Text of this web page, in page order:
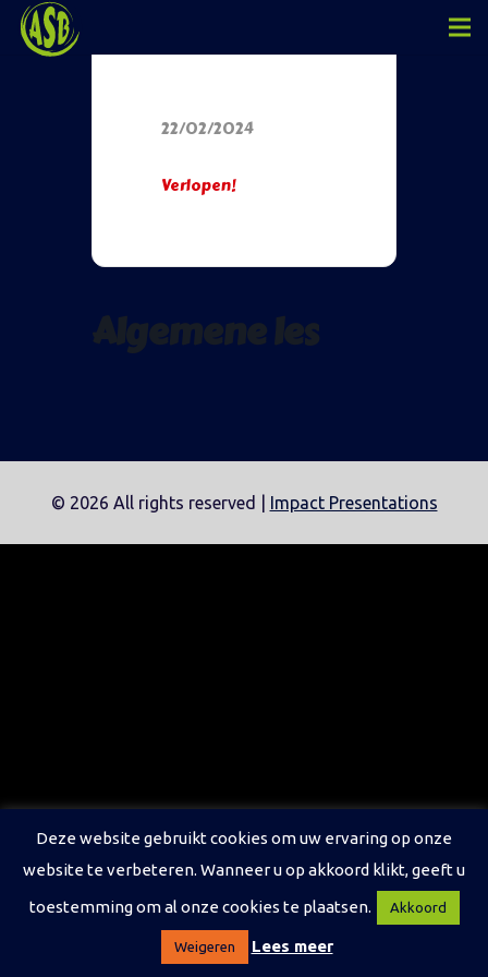
22/02/2024
Verlopen!
© 2026 All rights reserved | Impact Presentations
Deze website gebruikt cookies om uw ervaring op onze
website te verbeteren. Wanneer u op akkoord klikt, geeft u
toestemming om al onze cookies te plaatsen.
Akkoord
Weigeren Lees meer